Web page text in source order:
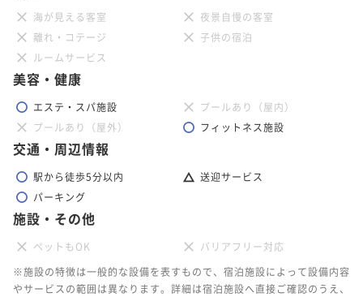
海が見える客室
夜景自慢の客室
離れ・コテージ
子供の宿泊
ルームサービス
美容・健康
エステ・スパ施設
プールあり（屋内）
プールあり（屋外）
フィットネス施設
交通・周辺情報
駅から徒歩5分以内
送迎サービス
パーキング
施設・その他
ペットもOK
バリアフリー対応
※施設の特徴は一般的な設備を表すもので、宿泊施設によって設備内容
やサービスの範囲は異なります。詳細は宿泊施設へ直接ご確認のうえ、